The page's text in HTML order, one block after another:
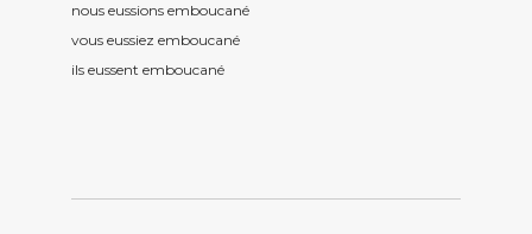
nous eussions emboucané
vous eussiez emboucané
ils eussent emboucané